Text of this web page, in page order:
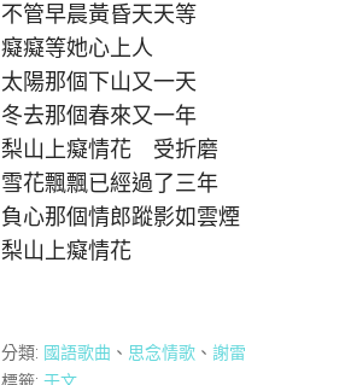
不管早晨黃昏天天等
癡癡等她心上人
太陽那個下山又一天
冬去那個春來又一年
梨山上癡情花 受折磨
雪花飄飄已經過了三年
負心那個情郎蹤影如雲煙
梨山上癡情花
分類: 國語歌曲 、 思念情歌 、 謝雷